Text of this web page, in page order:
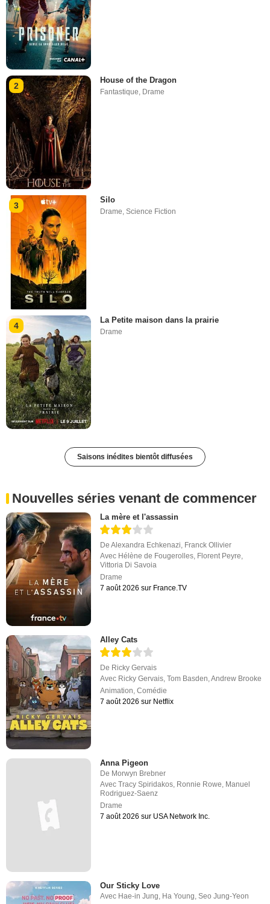
2
House of the Dragon
Fantastique, Drame
3
Silo
Drame,Science Fiction
4
La Petite maison dans la prairie
Drame
Saisons inédites bientôt diffusées
Nouvelles séries venant de commencer
La mère et l'assassin
DeAlexandra Echkenazi, Franck Ollivier
Avec Hélène de Fougerolles, Florent Peyre,
Vittoria Di Savoia
Drame
7 août 2026 sur France.TV
Alley Cats
De Ricky Gervais
Avec Ricky Gervais,Tom Basden,Andrew Brooke
Animation,Comédie
7 août 2026 sur Netflix
Anna Pigeon
De Morwyn Brebner
AvecTracy Spiridakos Ronnie Rowe Manuel
Rodriguez-Saenz
Drame
7 août 2026 sur USA Network Inc.
Our Sticky Love
Avec Hae-in Jung, Ha Young,Seo Jung-Yeon